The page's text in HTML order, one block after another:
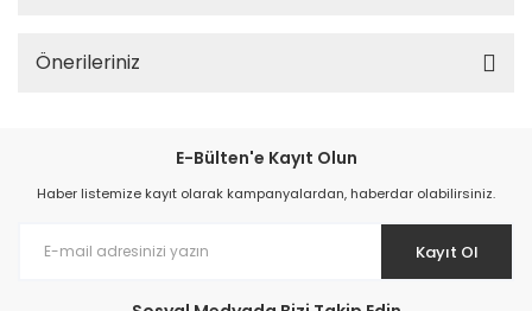
Önerileriniz
E-Bülten'e Kayıt Olun
Haber listemize kayıt olarak kampanyalardan, haberdar olabilirsiniz.
Kayıt Ol